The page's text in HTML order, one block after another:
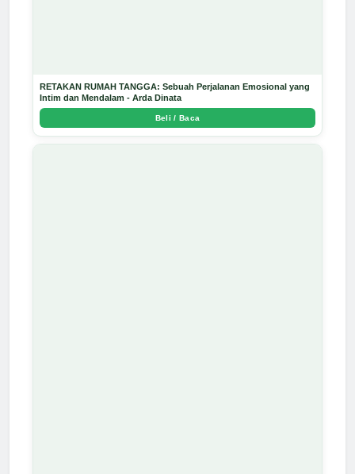
RETAKAN RUMAH TANGGA: Sebuah Perjalanan Emosional yang
Intim dan Mendalam - Arda Dinata
Beli / Baca